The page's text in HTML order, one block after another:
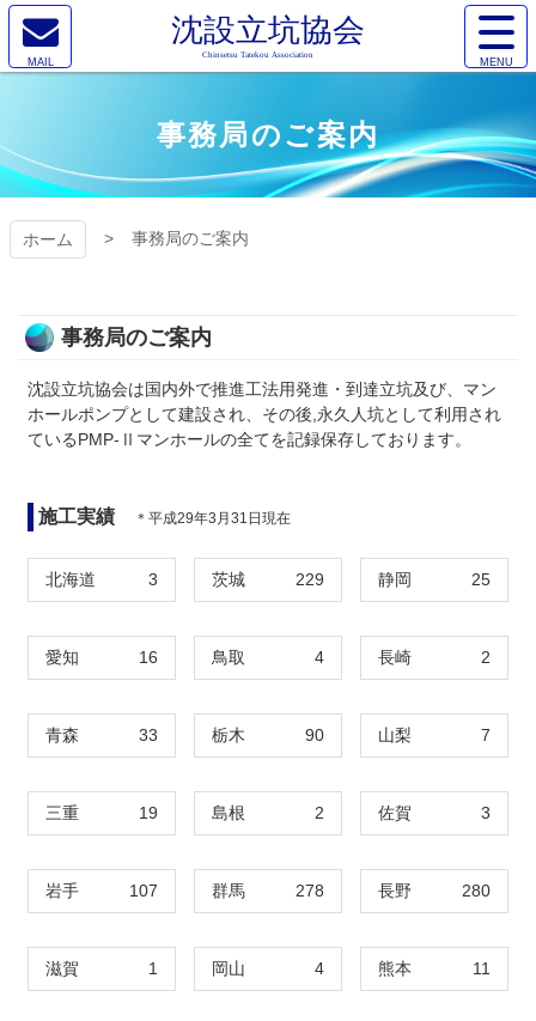
コ
テ
文
ッ
事務局のご案内
ホーム 事務局のご案内
事務局のご案内
沈設立坑協会は国内外で推進工法用発進・到達立坑及び、マン
ホールポンプとして建設され、その後,永久人坑として利用され
ているPMP-Ⅱマンホールの全てを記録保存しております。
施工実績 ＊平成29年3月31日現在
北海道 3 茨城 229 静岡 25
愛知 16 鳥取 4 長崎 2
青森 33 栃木 90 山梨 7
三重 19 島根 2 佐賀 3
岩手 107 群馬 278 長野 280
滋賀 1 岡山 4 熊本 11
沈設立坑協
会
メ
サ
イ
ト
ニ
ュ
ー
を